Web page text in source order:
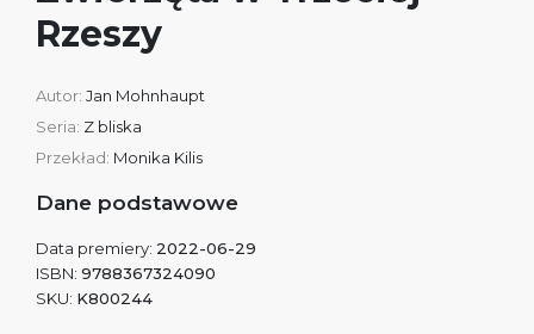
Rzeszy
Autor: Jan Mohnhaupt
Seria: Z bliska
Przekład: Monika Kilis
Dane podstawowe
Data premiery: 2022-06-29
ISBN: 9788367324090
SKU: K800244